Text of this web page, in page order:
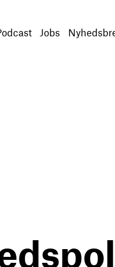
Jobs